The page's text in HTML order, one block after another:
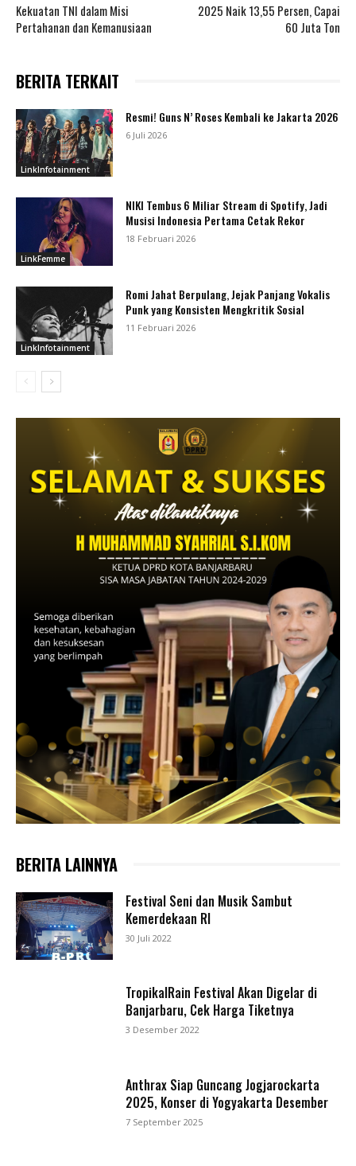
Kekuatan TNI dalam Misi
Pertahanan dan Kemanusiaan
2025 Naik 13,55 Persen, Capai
60 Juta Ton
BERITA TERKAIT
LinkInfotainment
Resmi! Guns N’ Roses Kembali ke Jakarta 2026
6 Juli 2026
LinkFemme
NIKI Tembus 6 Miliar Stream di Spotify, Jadi
Musisi Indonesia Pertama Cetak Rekor
18 Februari 2026
LinkInfotainment
Romi Jahat Berpulang, Jejak Panjang Vokalis
Punk yang Konsisten Mengkritik Sosial
11 Februari 2026
BERITA LAINNYA
Festival Seni dan Musik Sambut
Kemerdekaan RI
30 Juli 2022
TropikalRain Festival Akan Digelar di
Banjarbaru, Cek Harga Tiketnya
3 Desember 2022
Anthrax Siap Guncang Jogjarockarta
2025, Konser di Yogyakarta Desember
7 September 2025